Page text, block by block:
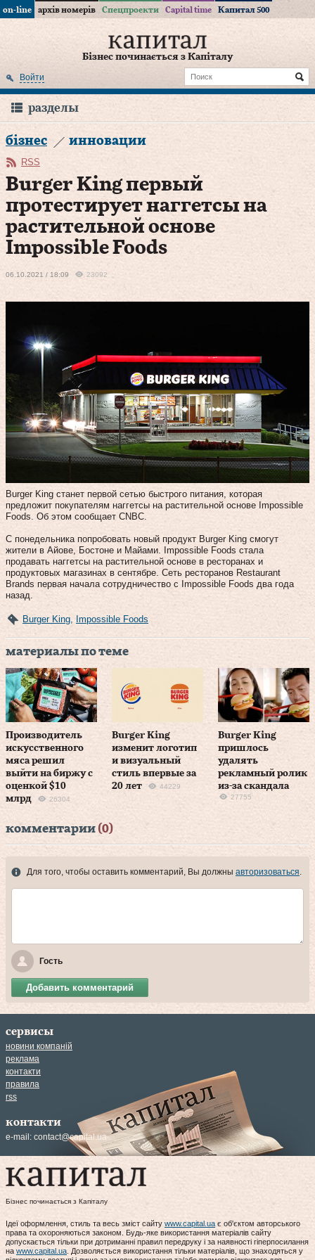
on-line архів номерів Спецпроекти Capital time Капитал 500
Бізнес починається з Капіталу
Войти
разделы
бізнес инновации
RSS
Burger King первый
протестирует наггетсы на
растительной основе
Impossible Foods
06.10.2021 / 18:09 23092
Burger King станет первой сетью быстрого питания, которая
предложит покупателям наггетсы на растительной основе Impossible
Foods. Об этом сообщает CNBC.
С понедельника попробовать новый продукт Burger King смогут
жители в Айове, Бостоне и Майами. Impossible Foods стала
продавать наггетсы на растительной основе в ресторанах и
продуктовых магазинах в сентябре. Сеть ресторанов Restaurant
Brands первая начала сотрудничество с Impossible Foods два года
назад.
Burger King Impossible Foods
материалы по теме
Производитель
искусственного
мяса решил
выйти на биржу с
оценкой $10
млрд
26304
Burger King
изменит логотип
и визуальный
стиль впервые за
20 лет
44229
Burger King
пришлось
удалять
рекламный ролик
из-за скандала
27755
комментарии (0)
Для того, чтобы оставить комментарий, Вы должны авторизоваться.
Гость
Добавить комментарий
сервисы
новини компаній
реклама
контакти
правила
rss
контакти
e-mail: contact@capital.ua
Бізнес починається з Капіталу
Ідеї оформлення, стиль та весь зміст сайту www.capital.uaє об'єктом авторського
права та охороняються законом. Будь-яке використання матеріалів сайту
допускається тільки при дотриманні правил передруку і за наявності гіперпосилання
наwww.capital.ua. Дозволяється використання тільки матеріалів, що знаходяться у